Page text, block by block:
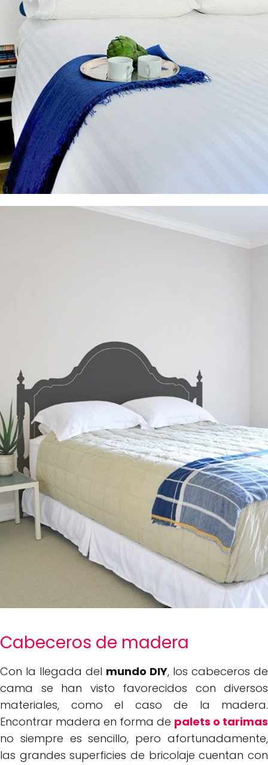
Cabeceros de madera
Con la llegada del mundo DIY, los cabeceros de
cama se han visto favorecidos con diversos
materiales, como el caso de la madera.
Encontrar madera en forma de palets o tarimas
no siempre es sencillo, pero afortunadamente,
las grandes superficies de bricolaje cuentan con